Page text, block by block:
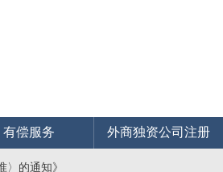
有偿服务 外商独资公司注册
的通知》